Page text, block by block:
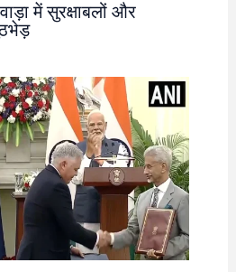
में सुरक्षाबलों और